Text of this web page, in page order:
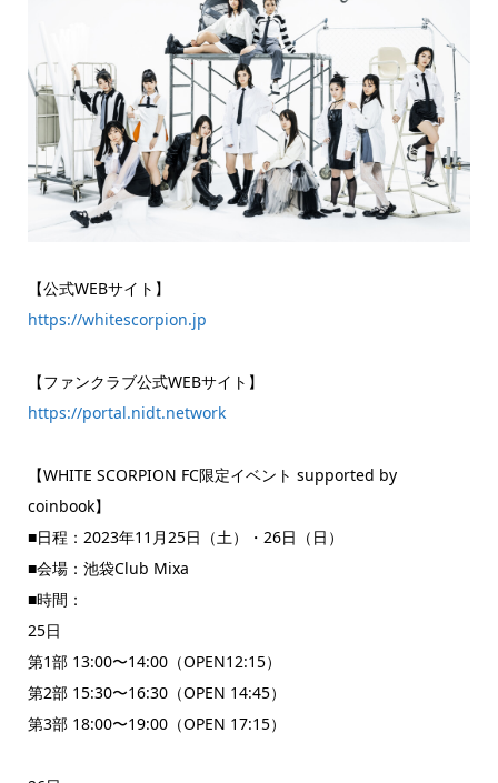
【公式WEBサイト】
https://whitescorpion.jp
【ファンクラブ公式WEBサイト】
https://portal.nidt.network
【WHITE SCORPION FC限定イベント supported by
coinbook】
■日程：2023年11月25日（土）・26日（日）
■会場：池袋Club Mixa
■時間：
25日
第1部 13:00〜14:00（OPEN12:15）
第2部 15:30〜16:30（OPEN 14:45）
第3部 18:00〜19:00（OPEN 17:15）